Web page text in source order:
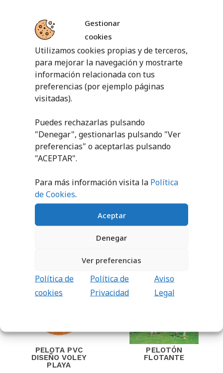
Gestionar
cookies
Utilizamos cookies propias y de terceros,
para mejorar la navegación y mostrarte
información relacionada con tus
preferencias (por ejemplo páginas
visitadas).
Puedes rechazarlas pulsando
"Denegar", gestionarlas pulsando "Ver
preferencias" o aceptarlas pulsando
"ACEPTAR".
Para más información visita la Política
de Cookies.
Aceptar
Denegar
Ver preferencias
Política de
cookies
Política de
Privacidad
Aviso
Legal
PRODUCTOS RELACIONADOS
RAINBOW
3,20€ sin IVA (3,87
AÑADIR AL
PELOTA
POLIVALENTE LISA
PELOTA PVC
DISEÑO VOLEY
PLAYA
PELOTÓN
FLOTANTE